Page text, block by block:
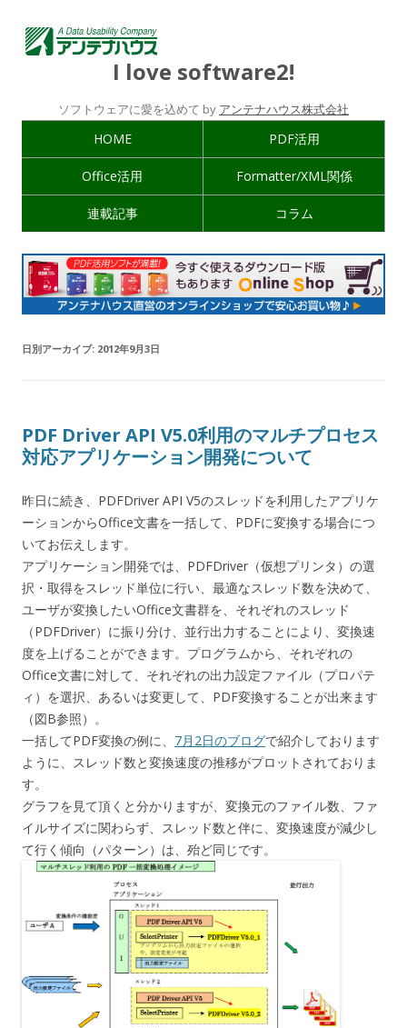
I love software2!
ソフトウェアに愛を込めて by アンテナハウス株式会社
HOME PDF活用
Office活用 Formatter/XML関係
連載記事 コラム
日別アーカイブ: 2012年9月3日
PDF Driver API V5.0利用のマルチプロセス
対応アプリケーション開発について
昨日に続き、PDFDriver API V5のスレッドを利用したアプリケ
ーションからOffice文書を一括して、PDFに変換する場合につ
いてお伝えします。
アプリケーション開発では、PDFDriver（仮想プリンタ）の選
択・取得をスレッド単位に行い、最適なスレッド数を決めて、
ユーザが変換したいOffice文書群を、それぞれのスレッド
（PDFDriver）に振り分け、並行出力することにより、変換速
度を上げることができます。プログラムから、それぞれの
Office文書に対して、それぞれの出力設定ファイル（プロパテ
ィ）を選択、あるいは変更して、PDF変換することが出来ます
（図B参照）。
一括してPDF変換の例に、 7月2日のブログで紹介しております
ように、スレッド数と変換速度の推移がプロットされておりま
す。
グラフを見て頂くと分かりますが、変換元のファイル数、ファ
イルサイズに関わらず、スレッド数と伴に、変換速度が減少し
て行く傾向（パターン）は、殆ど同じです。